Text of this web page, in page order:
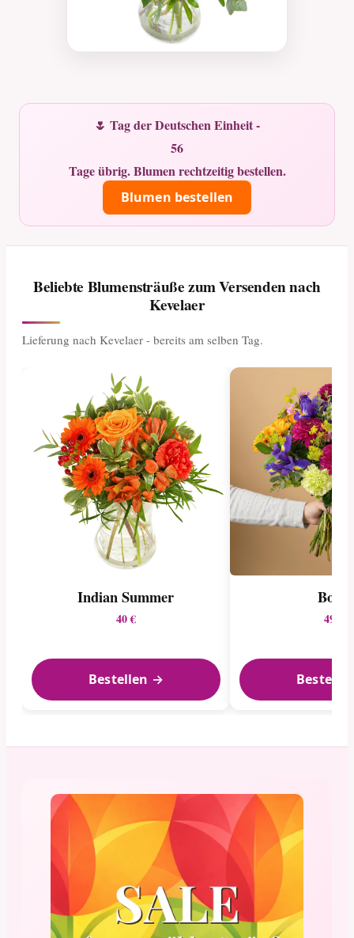
🌷 Tag der Deutschen Einheit -
56
Tage übrig. Blumen rechtzeitig bestellen.
Blumen bestellen
Beliebte Blumensträuße zum Versenden nach
Kevelaer
Lieferung nach Kevelaer - bereits am selben Tag.
Indian Summer
40 €
Bestellen →
Boho
49 €